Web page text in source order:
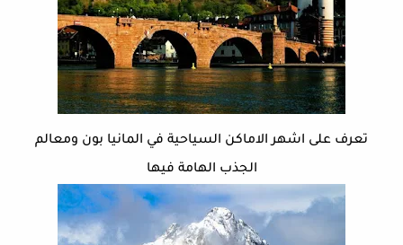
تعرف على اشهر الاماكن السياحية في المانيا بون ومعالم
الجذب الهامة فيها